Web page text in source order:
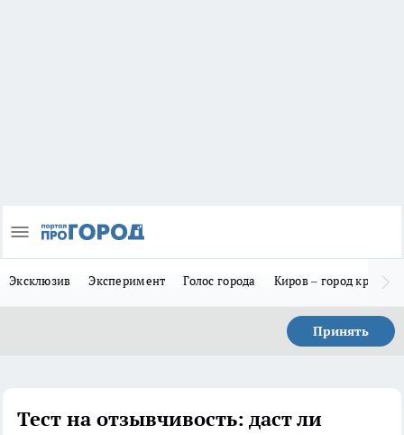
Эксклюзив Эксперимент Голос города Киров – город
Принять
Тест на отзывчивость: даст ли